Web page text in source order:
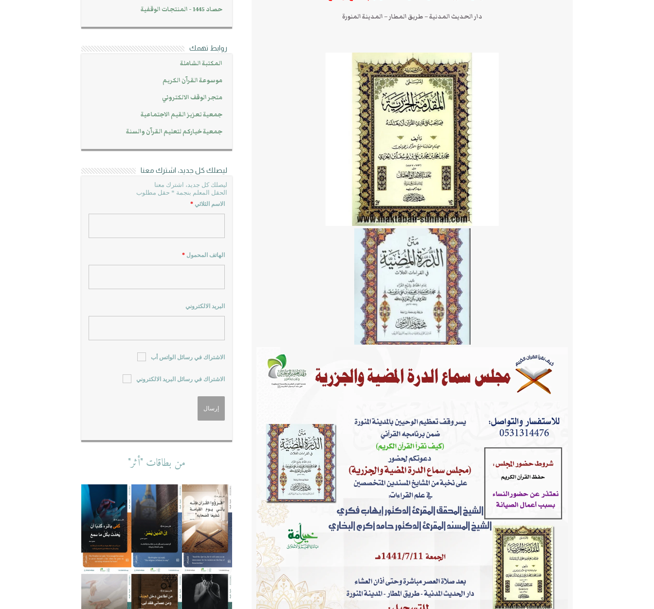
دار الحديث المدنية – طريق المطار – المدينة المنورة
حصاد 1445 - المنتجات الوقفية
روابط تهمك
المكتبة الشاملة
موسوعة القرآن الكريم
متجر الوقف الالكتروني
جمعية تعزيز القيم الاجتماعية
جمعية خياركم لتعليم القرآن والسنة
ليصلك كل جديد، اشترك معنا
ليصلك كل جديد، اشترك معنا
الحقل المعلم بنجمة * حقل مطلوب
الاسم الثلاثي *
الهاتف المحمول *
البريد الالكتروني
الاشتراك في رسائل الواتس أب
الاشتراك في رسائل البريد الالكتروني
من بطاقات "أثر"